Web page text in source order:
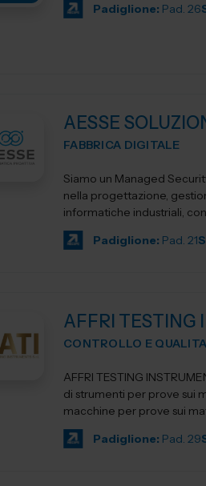
Padiglione: Pad. 26
AESSE
FABBRICA DIGITALE
Siamo un Managed
nella progettazione,
informatiche industriali,
Padiglione: Pad. 21
AFFRI TESTING
CONTROLLO E
AFFRI TESTING
di strumenti per prove sui
macchine per prove sui
Padiglione: Pad. 29